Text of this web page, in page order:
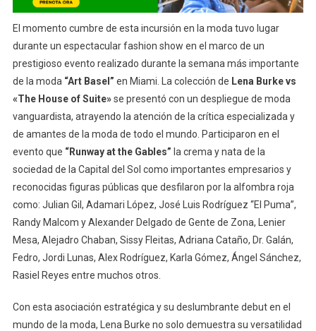
El momento cumbre de esta incursión en la moda tuvo lugar
durante un espectacular fashion show en el marco de un
prestigioso evento realizado durante la semana más importante
de la moda “Art Basel” en Miami. La colección de Lena Burke vs
«The House of Suite»se presentó con un despliegue de moda
vanguardista, atrayendo la atención de la crítica especializada y
de amantes de la moda de todo el mundo. Participaron en el
evento que “Runway at the Gables” la crema y nata de la
sociedad de la Capital del Sol como importantes empresarios y
reconocidas figuras públicas que desfilaron por la alfombra roja
como: Julian Gil, Adamari López, José Luis Rodríguez “El Puma”,
Randy Malcom y Alexander Delgado de Gente de Zona, Lenier
Mesa, Alejadro Chaban, Sissy Fleitas, Adriana Cataño, Dr. Galán,
Fedro, Jordi Lunas, Alex Rodríguez, Karla Gómez, Ángel Sánchez,
Rasiel Reyes entre muchos otros.
Con esta asociación estratégica y su deslumbrante debut en el
mundo de la moda, Lena Burke no solo demuestra su versatilidad